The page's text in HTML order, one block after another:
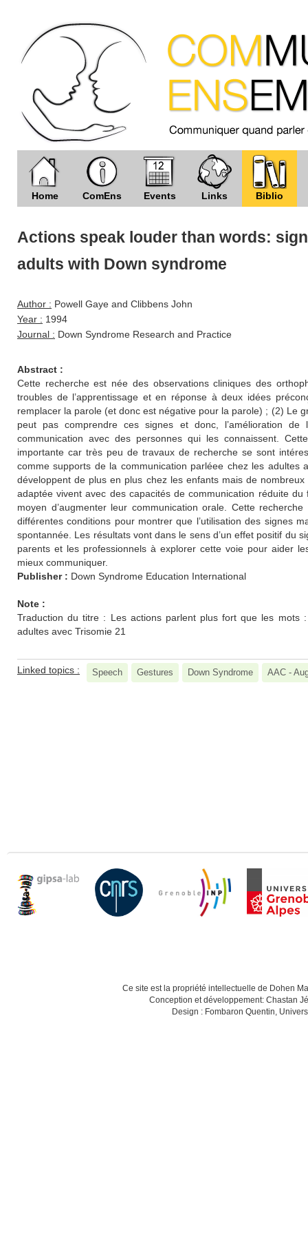
Home ComEns Events Links Biblio
Actions speak louder than words:
adults with Down syndrome
Author : Powell Gaye and Clibbens John
Year : 1994
Journal : Down Syndrome Research and Practice
Abstract :
Cette recherche est née des observations cliniques des
troubles de l’apprentissage et en réponse à deux idées
remplacer la parole (et donc est négative pour la parole) ; (2) Le
peut pas comprendre ces signes et donc, l’amélioration
communication avec des personnes qui les connaissent.
importante car très peu de travaux de recherche se sont
comme supports de la communication parléee chez les adultes
développent de plus en plus chez les enfants mais de
adaptée vivent avec des capacités de communication réduite
moyen d’augmenter leur communication orale. Cette
différentes conditions pour montrer que l’utilisation des signes
spontannée. Les résultats vont dans le sens d’un effet positif du
parents et les professionnels à explorer cette voie pour aider
mieux communiquer.
Publisher : Down Syndrome Education International
Note :
Traduction du titre : Les actions parlent plus fort que les mots
adultes avec Trisomie 21
Linked topics : Speech Gestures Down Syndrome AAC -
Ce site est la propriété intellectuelle de Dohen
Conception et développement: Chastan
Design : Fombaron Quentin,